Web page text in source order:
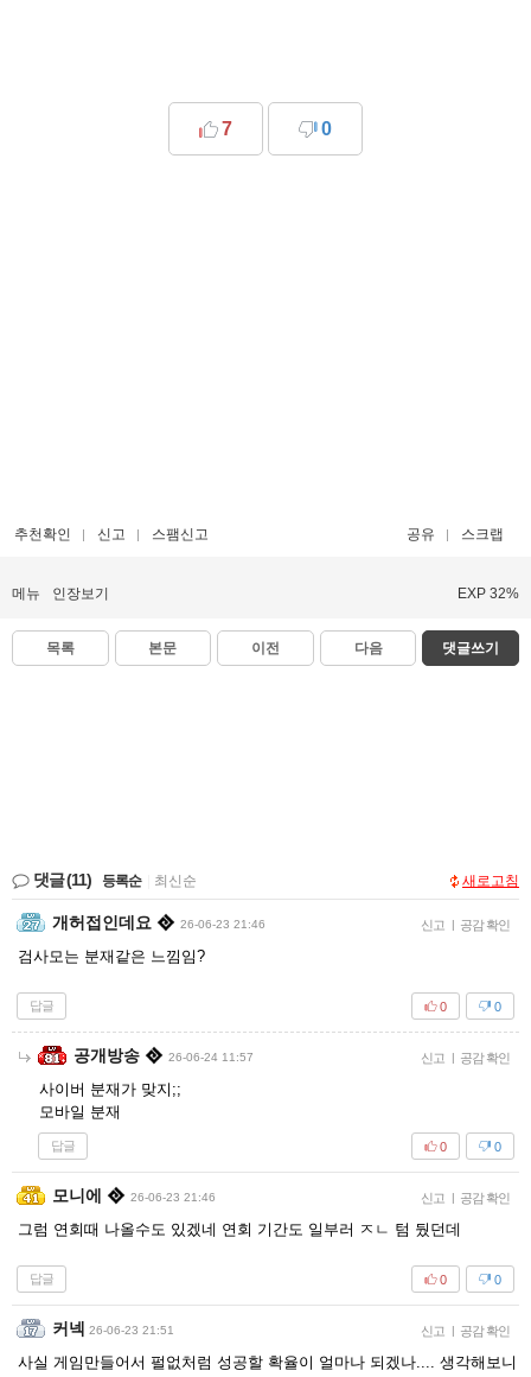
7 0
추천확인 신고 스팸신고 공유 스크랩
메뉴 인장보기 EXP 32%
목록 본문 이전 다음 댓글쓰기
댓글(11) 등록순 최신순 새로고침
개허접인데요 26-06-23 21:46 신고 | 공감 확인
검사모는 분재같은 느낌임?
답글 0
0
공개방송 26-06-24 11:57 신고 | 공감 확인
사이버 분재가 맞지;;
모바일 분재
답글 0
0
모니에 26-06-23 21:46 신고 | 공감 확인
그럼 연회때 나올수도 있겠네 연회 기간도 일부러 ㅈㄴ 텀 뒀던데
답글 0
0
커넥 26-06-23 21:51 신고 | 공감 확인
사실 게임만들어서 펄없처럼 성공할 확율이 얼마나 되겠나.... 생각해보니